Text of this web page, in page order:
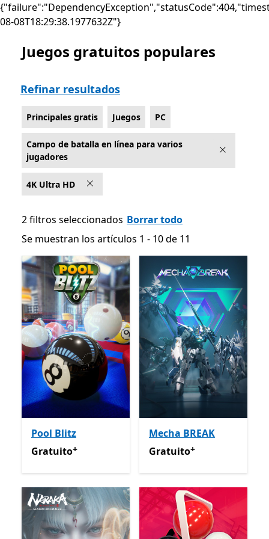
08-08T18:29:38.1977632Z"}
Lista Microsoft.com
Juegos gratuitos populares
Refinar resultados
Principales gratis Juegos PC
Campo de batalla en línea para varios
jugadores
4K Ultra HD
2 filtros seleccionados Borrar todo
Se muestran los artículos 1 - 10 de 11
Se muestran los artículos 1 - 10 de 11
Pool Blitz
GratuitoOfrece compras dentro de la aplicación
Gratuito+
Mecha BREAK
GratuitoOfrece compras
Gratuito+